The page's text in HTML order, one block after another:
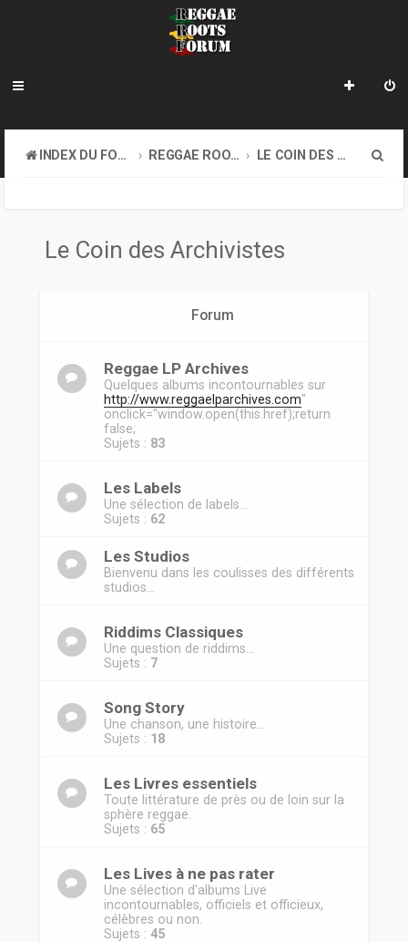
INDEX DU FORUM REGGAE ROOTS DISCOVERY LE COIN DES ARCHIVISTES
Le Coin des Archivistes
Forum
Reggae LP Archives
Quelques albums incontournables sur
http://www.reggaelparchives.com"
onclick="window.open(this.href);return
false;
Sujets : 83
Les Labels
Une sélection de labels...
Sujets : 62
Les Studios
Bienvenu dans les coulisses des différents
studios...
Riddims Classiques
Une question de riddims...
Sujets : 7
Song Story
Une chanson, une histoire...
Sujets : 18
Les Livres essentiels
Toute littérature de près ou de loin sur la
sphère reggae.
Sujets : 65
Les Lives à ne pas rater
Une sélection d'albums Live
incontournables, officiels et officieux,
célèbres ou non.
Sujets : 45